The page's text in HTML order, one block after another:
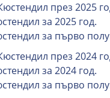
през 2025
за 2025 год.
за първо
през 2024
за 2024 год.
за първо